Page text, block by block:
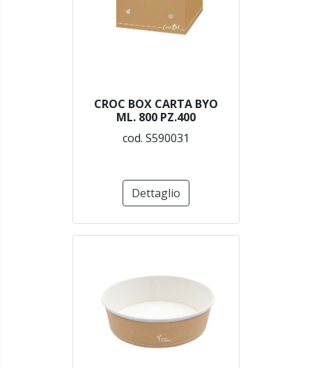
CROC BOX CARTA BYO
ML. 800 PZ.400
cod. S590031
Dettaglio